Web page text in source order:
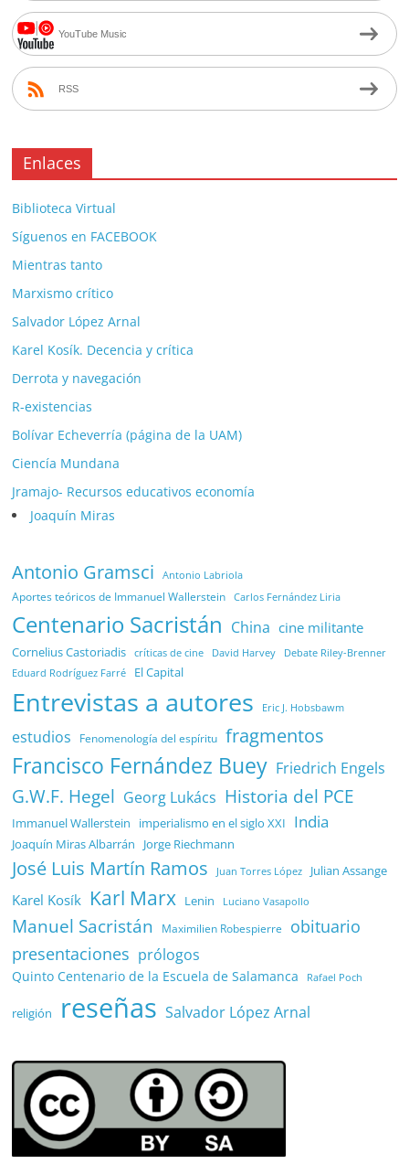
YouTube Music
RSS
Enlaces
Biblioteca Virtual
Síguenos en FACEBOOK
Mientras tanto
Marxismo crítico
Salvador López Arnal
Karel Kosík. Decencia y crítica
Derrota y navegación
R-existencias
Bolívar Echeverría (página de la UAM)
Ciencía Mundana
Jramajo- Recursos educativos economía
Joaquín Miras
Antonio Gramsci Antonio Labriola
Aportes teóricos de Immanuel Wallerstein Carlos Fernández Liria
Centenario Sacristán China cine militante
Cornelius Castoriadis críticas de cine David Harvey Debate Riley-Brenner
Eduard Rodríguez Farré El Capital
Entrevistas a autores Eric J. Hobsbawm
estudios Fenomenología del espíritu fragmentos
Francisco Fernández Buey Friedrich Engels
G.W.F. Hegel Georg Lukács Historia del PCE
Immanuel Wallerstein imperialismo en el siglo XXI India
Joaquín Miras Albarrán Jorge Riechmann
José Luis Martín Ramos Juan Torres López Julian Assange
Karel Kosík Karl Marx Lenin Luciano Vasapollo
Manuel Sacristán Maximilien Robespierre
obituario
presentaciones prólogos
Quinto Centenario de la Escuela de Salamanca Rafael Poch
religión reseñas Salvador López Arnal